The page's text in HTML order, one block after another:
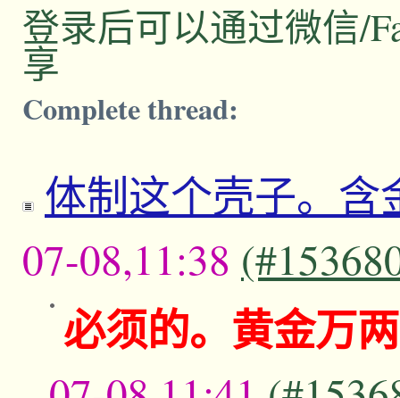
登录后可以通过微信/
享
Complete thread:
体制这个壳子。
07-08,11:38
必须的。黄金万